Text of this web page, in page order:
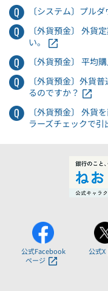
〔システム〕プル
〔外貨預金〕 外貨
い。
〔外貨預金〕 平均
〔外貨預金〕外貨
るのですか？
〔外貨預金〕 外貨
ラーズチェックで
公式Facebook
ページ
公式X